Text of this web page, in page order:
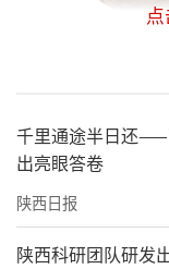
千里通途半日还
出亮眼答卷
陕西日报
陕西科研团队研发